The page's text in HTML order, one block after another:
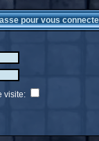
pour vous
visite: